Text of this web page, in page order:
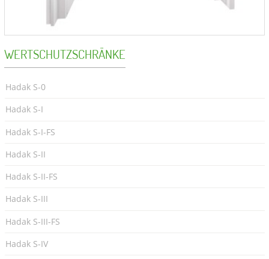
WERTSCHUTZSCHRÄNKE
Hadak S-0
Hadak S-I
Hadak S-I-FS
Hadak S-II
Hadak S-II-FS
Hadak S-III
Hadak S-III-FS
Hadak S-IV